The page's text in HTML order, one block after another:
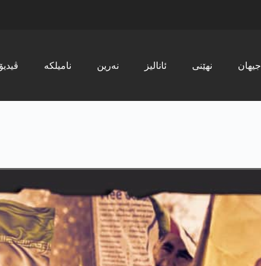
ڤیدیۆ نامیلکە نەرین ئانالیز نھێنی جیھان